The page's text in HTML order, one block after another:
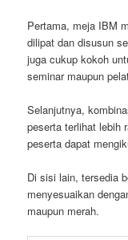
Pertama, meja IBM
dilipat dan disusun
juga cukup kokoh
seminar maupun
Selanjutnya,
peserta terlihat lebih
peserta dapat
Di sisi lain, tersedia
menyesuaikan
maupun merah.